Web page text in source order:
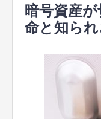
暗号資産
命と知ら